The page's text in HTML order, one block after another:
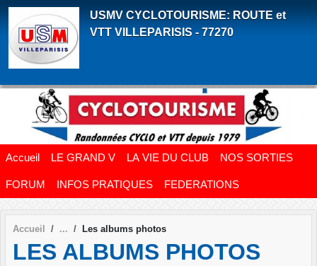
USMV CYCLOTOURISME: ROUTE et
VTT VILLEPARISIS - 77270
Accueil LE GRAND V LA VIE DU CLUB NOS SORTIES
FORUM INFOS PRATIQUES FEDERATIONS
Accueil Les albums photos
LES ALBUMS PHOTOS
Panneau de gestion des cookies